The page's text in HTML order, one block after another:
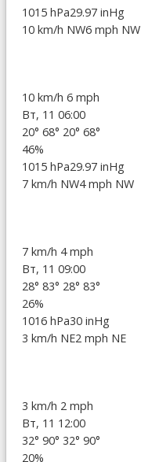
1015 hPa29.97 inHg
10 km/h NW6 mph NW
10 km/h 6 mph
Вт, 11 06:00
20° 68° 20° 68°
46%
1015 hPa29.97 inHg
7 km/h NW4 mph NW
7 km/h 4 mph
Вт, 11 09:00
28° 83° 28° 83°
26%
1016 hPa30 inHg
3 km/h NE2 mph NE
3 km/h 2 mph
Вт, 11 12:00
32° 90° 32° 90°
20%